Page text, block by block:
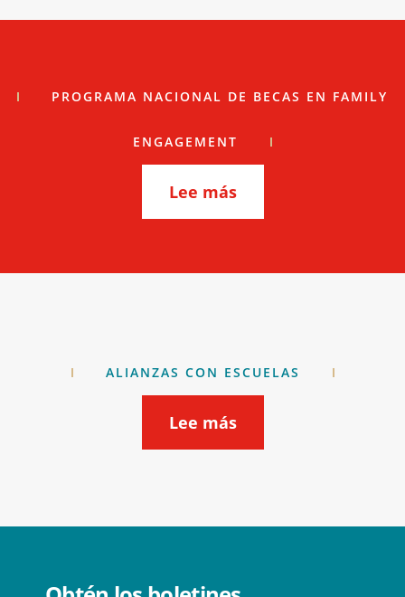
PROGRAMA NACIONAL DE BECAS EN FAMILY
ENGAGEMENT
Lee más
ALIANZAS CON ESCUELAS
Lee más